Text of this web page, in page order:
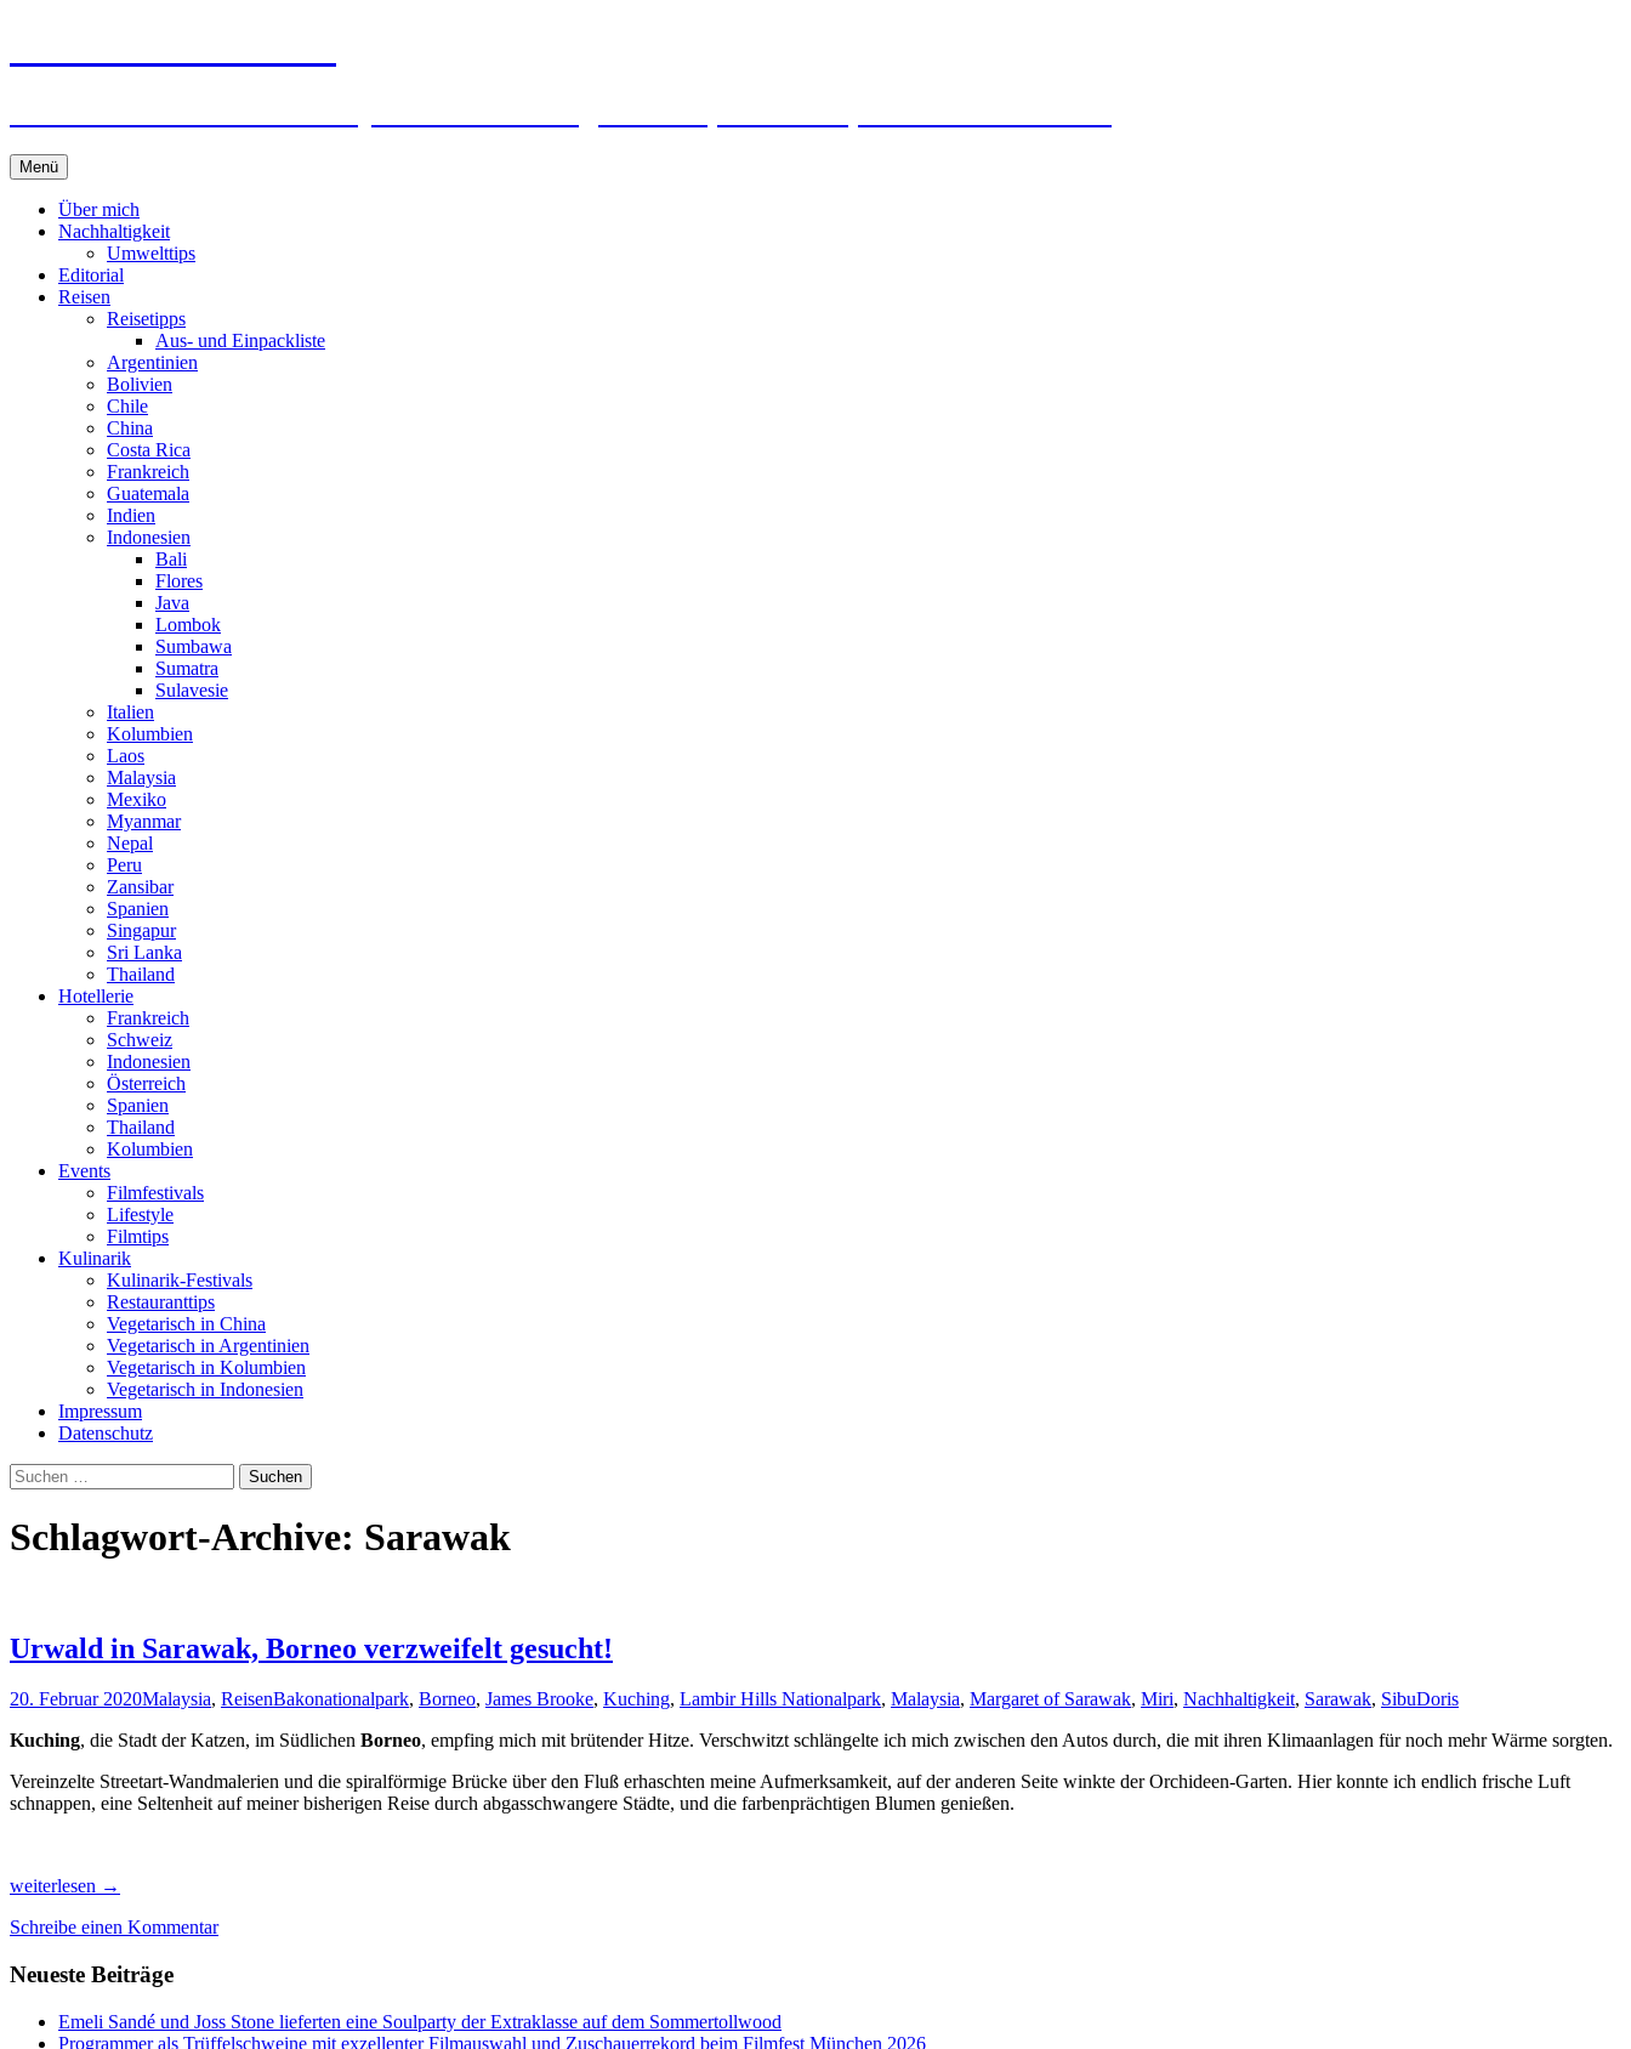
Menü Springe
zum
Inhalt
Über mich
Nachhaltigkeit
Umwelttips
Editorial
Reisen
Reisetipps
Aus- und Einpackliste
Argentinien
Bolivien
Chile
China
Costa Rica
Frankreich
Guatemala
Indien
Indonesien
Bali
Flores
Java
Lombok
Sumbawa
Sumatra
Sulavesie
Italien
Kolumbien
Laos
Malaysia
Mexiko
Myanmar
Nepal
Peru
Zansibar
Spanien
Singapur
Sri Lanka
Thailand
Hotellerie
Frankreich
Schweiz
Indonesien
Österreich
Spanien
Thailand
Kolumbien
Events
Filmfestivals
Lifestyle
Filmtips
Kulinarik
Kulinarik-Festivals
Restauranttips
Vegetarisch in China
Vegetarisch in Argentinien
Vegetarisch in Kolumbien
Vegetarisch in Indonesien
Impressum
Datenschutz
Suchen
nach:
Schlagwort-Archive: Sarawak
Urwald in Sarawak, Borneo verzweifelt gesucht!
20. Februar 2020Malaysia, ReisenBakonationalpark, Borneo, James Brooke, Kuching, Lambir Hills Nationalpark, Malaysia, Margaret of Sarawak, Miri, Nachhaltigkeit, Sarawak, SibuDoris
Kuching, die Stadt der Katzen, im Südlichen Borneo, empfing mich mit brütender Hitze. Verschwitzt schlängelte ich mich zwischen den Autos durch, die mit ihren Klimaanlagen für noch mehr Wärme sorgten.
Vereinzelte Streetart-Wandmalerien und die spiralförmige Brücke über den Fluß erhaschten meine Aufmerksamkeit, auf der anderen Seite winkte der Orchideen-Garten. Hier konnte ich endlich frische Luft
schnappen, eine Seltenheit auf meiner bisherigen Reise durch abgasschwangere Städte, und die farbenprächtigen Blumen genießen.
Urwald
Sarawak,
verzweifelt
weiterlesen →
Schreibe einen Kommentar
Neueste Beiträge
Emeli Sandé und Joss Stone lieferten eine Soulparty der Extraklasse auf dem Sommertollwood
Programmer als Trüffelschweine mit exzellenter Filmauswahl und Zuschauerrekord beim Filmfest München 2026